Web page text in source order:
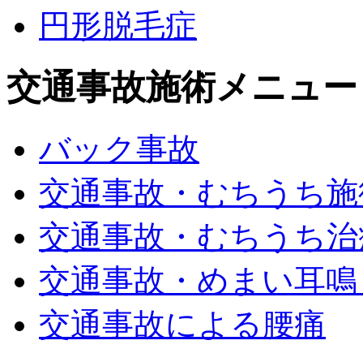
円形脱毛症
交通事故施術メニュー
バック事故
交通事故・むちうち
交通事故・むちうち
交通事故・めまい耳
交通事故による腰痛